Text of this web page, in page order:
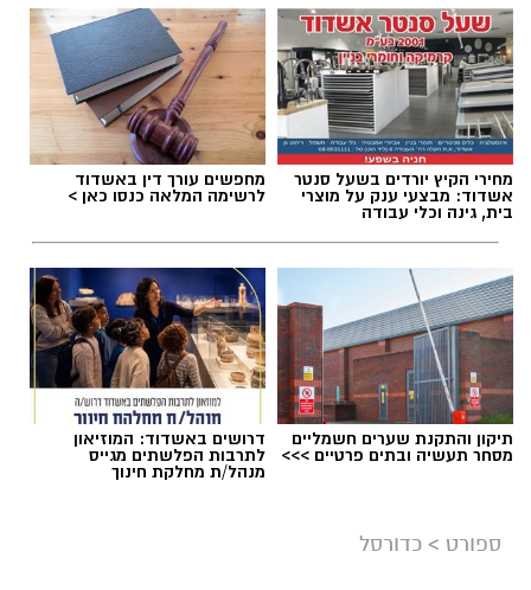
אלדה נתנאל / 12:52 09.08.26
תגים:נבחרת השחמט אשדוד
לאורך כל יום המשחקים הציגו שחקני אשדוד יכולת
מנטלית ומקצועית יוצאת דופן. אל הסיבוב השישי
והאחרון הגיעה הנבחרת כשהיא נלחמת ראש
בראש על התואר הלאומי. במשחק מותח ומכריע
גברו השחקנים הצעירים על קבוצת "שחמט לכל",
לאשדוד.
מחירי הקיץ יורדים בשעל סנטר
אשדוד: מבצעי ענק על מוצרי
בית, גינה וכלי עבודה
מחפשים עורך דין באשדוד
לרשימה המלאה כנסו כאן >
תיקון והתקנת שערים חשמליים
מסחר תעשיה ובתים פרטיים >>>
דרושים באשדוד: המוזיאון
לתרבות הפלשתים מגייס
מנהל/ת מחלקת חינוך
ספורט > כדורסל